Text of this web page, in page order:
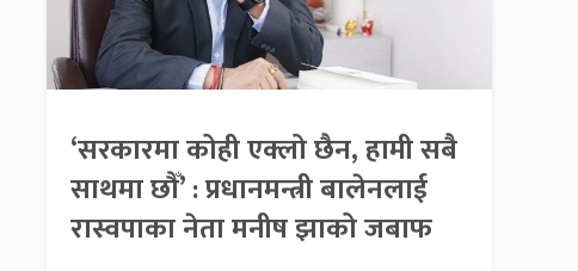
‘सरकारमा कोही एक्लो छैन, हामी सबै
साथमा छौँ’ : प्रधानमन्त्री बालेनलाई
रास्वपाका नेता मनीष झाको जबाफ